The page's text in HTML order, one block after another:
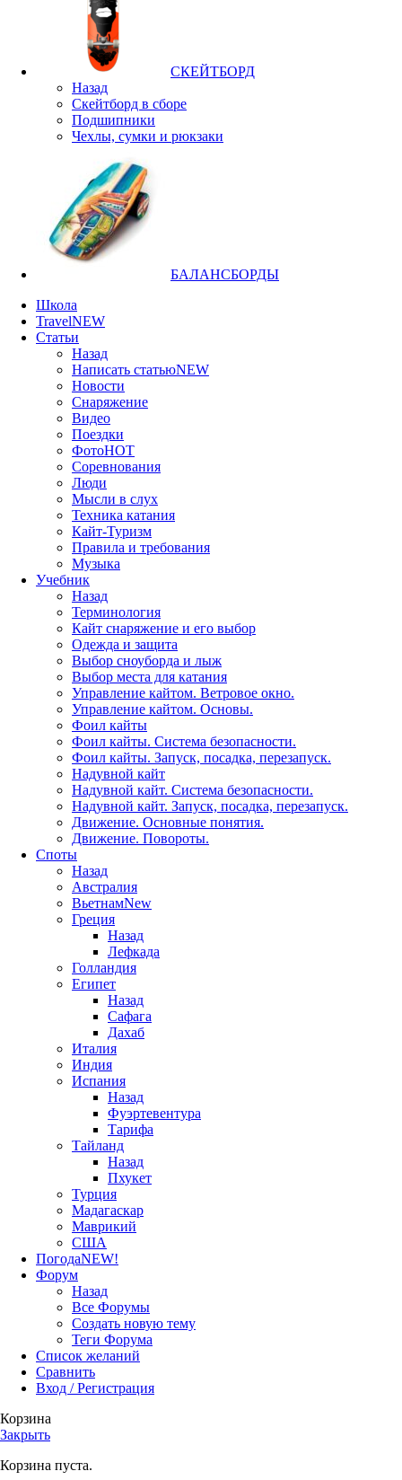
СКЕЙТБОРД
Назад
Скейтборд в сборе
Подшипники
Чехлы, сумки и рюкзаки
БАЛАНСБОРДЫ
Школа
TravelNEW
Статьи
Назад
Написать статьюNEW
Новости
Снаряжение
Видео
Поездки
ФотоHOT
Соревнования
Люди
Мысли в слух
Техника катания
Кайт-Туризм
Правила и требования
Музыка
Учебник
Назад
Терминология
Кайт снаряжение и его выбор
Одежда и защита
Выбор сноуборда и лыж
Выбор места для катания
Управление кайтом. Ветровое окно.
Управление кайтом. Основы.
Фоил кайты
Фоил кайты. Система безопасности.
Фоил кайты. Запуск, посадка, перезапуск.
Надувной кайт
Надувной кайт. Система безопасности.
Надувной кайт. Запуск, посадка, перезапуск.
Движение. Основные понятия.
Движение. Повороты.
Споты
Назад
Австралия
ВьетнамNew
Греция
Назад
Лефкада
Голландия
Египет
Назад
Сафага
Дахаб
Италия
Индия
Испания
Назад
Фуэртевентура
Тарифа
Тайланд
Назад
Пхукет
Турция
Мадагаскар
Маврикий
США
ПогодаNEW!
Форум
Назад
Все Форумы
Создать новую тему
Теги Форума
Список желаний
Сравнить
Вход / Регистрация
Корзина
Закрыть
Корзина пуста.